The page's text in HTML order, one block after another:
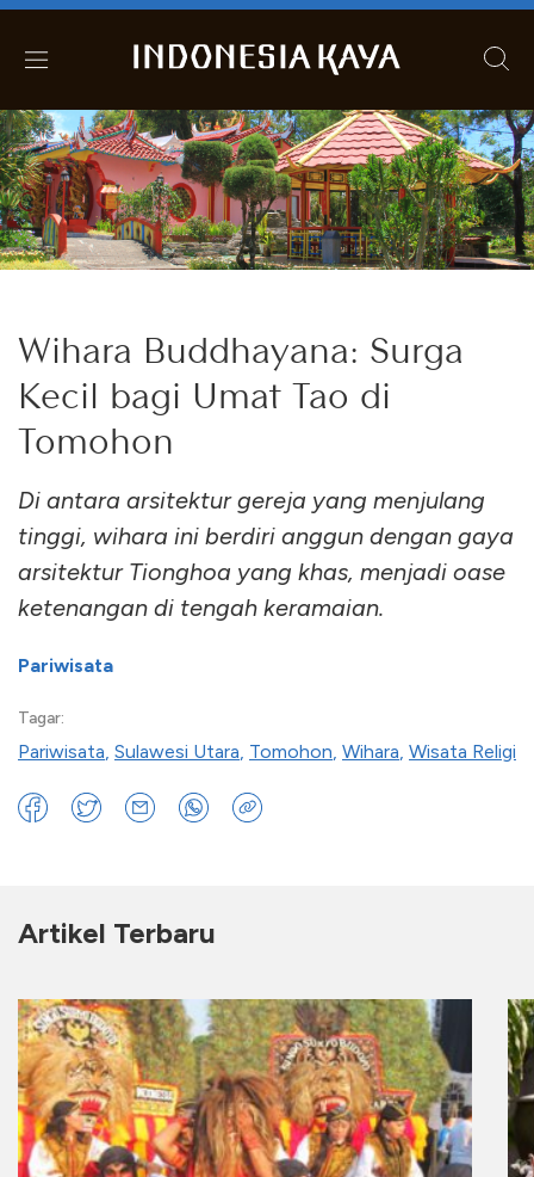
Wihara Buddhayana: Surga
Kecil bagi Umat Tao di
Tomohon
Di antara arsitektur gereja yang menjulang
tinggi, wihara ini berdiri anggun dengan gaya
arsitektur Tionghoa yang khas, menjadi oase
ketenangan di tengah keramaian.
Pariwisata
Tagar:
Pariwisata, Sulawesi Utara, Tomohon, Wihara, Wisata Religi
Artikel Terbaru